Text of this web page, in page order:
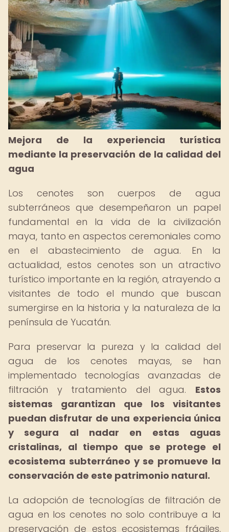
Mejora de la experiencia turística
mediante la preservación de la calidad del
agua
Los cenotes son cuerpos de agua
subterráneos que desempeñaron un papel
fundamental en la vida de la civilización
maya, tanto en aspectos ceremoniales como
en el abastecimiento de agua. En la
actualidad, estos cenotes son un atractivo
turístico importante en la región, atrayendo a
visitantes de todo el mundo que buscan
sumergirse en la historia y la naturaleza de la
península de Yucatán.
Para preservar la pureza y la calidad del
agua de los cenotes mayas, se han
implementado tecnologías avanzadas de
filtración y tratamiento del agua. Estos
sistemas garantizan que los visitantes
puedan disfrutar de una experiencia única
y segura al nadar en estas aguas
cristalinas, al tiempo que se protege el
ecosistema subterráneo y se promueve la
conservación de este patrimonio natural.
La adopción de tecnologías de filtración de
agua en los cenotes no solo contribuye a la
preservación de estos ecosistemas frágiles,